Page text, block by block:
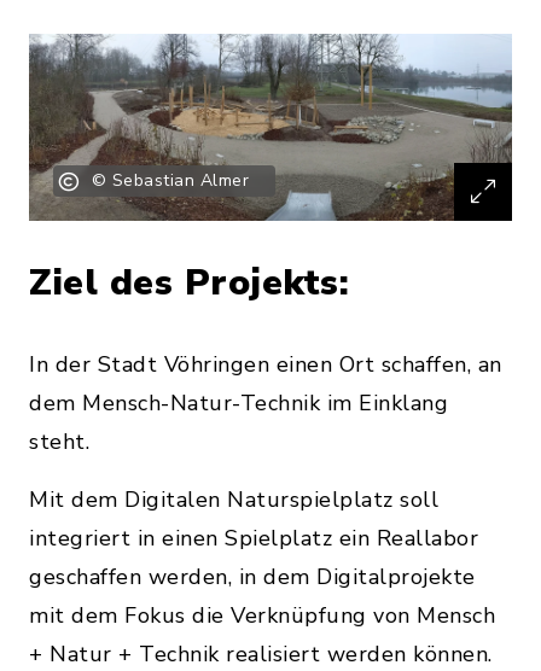
© Sebastian Almer
Ziel des Projekts:
In der Stadt Vöhringen einen Ort schaffen, an
dem Mensch-Natur-Technik im Einklang
steht.
Mit dem Digitalen Naturspielplatz soll
integriert in einen Spielplatz ein Reallabor
geschaffen werden, in dem Digitalprojekte
mit dem Fokus die Verknüpfung von Mensch
+ Natur + Technik realisiert werden können.